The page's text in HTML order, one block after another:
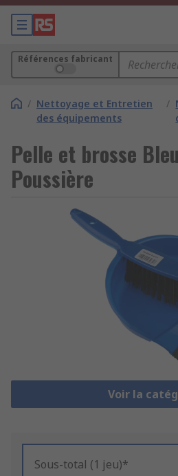
Références fabricant
/ Nettoyage et Entretien
des équipements
/
Pelle et brosse
Poussière
Voir la
Sous-total (1 jeu)*